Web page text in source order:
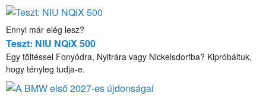
Ennyi már elég lesz?
Teszt: NIU NQiX 500
Egy töltéssel Fonyódra, Nyitrára vagy Nickelsdorfba? Kipróbáltuk,
hogy tényleg tudja-e.